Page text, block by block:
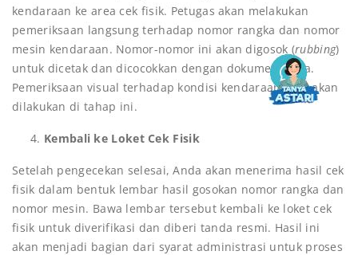
kendaraan ke area cek fisik. Petugas akan melakukan
pemeriksaan langsung terhadap nomor rangka dan nomor
mesin kendaraan. Nomor-nomor ini akan digosok (rubbing)
untuk dicetak dan dicocokkan dengan dokumen Anda.
Pemeriksaan visual terhadap kondisi kendaraan juga akan
dilakukan di tahap ini.
Kembali ke Loket Cek Fisik
Setelah pengecekan selesai, Anda akan menerima hasil cek
fisik dalam bentuk lembar hasil gosokan nomor rangka dan
nomor mesin. Bawa lembar tersebut kembali ke loket cek
fisik untuk diverifikasi dan diberi tanda resmi. Hasil ini
akan menjadi bagian dari syarat administrasi untuk proses